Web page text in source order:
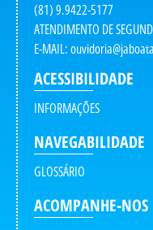
(81) 9.9422-5177
ATENDIMENTO DE
E-MAIL:
ACESSIBILIDADE
INFORMAÇÕES
NAVEGABILIDADE
GLOSSÁRIO
ACOMPANHE-NOS